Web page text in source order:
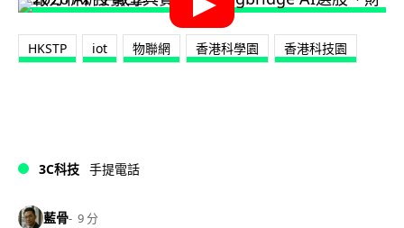
HKSTP iot 物聯網 ‎香港科學園‬ 香港科技園
3C科技 手提電話
藍骨 9 分